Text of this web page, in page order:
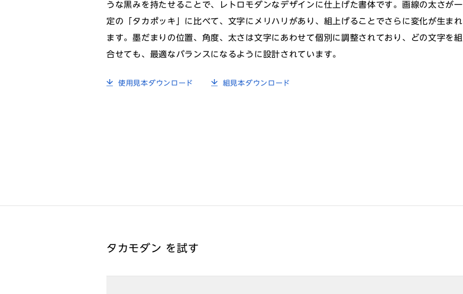
うな黒みを持たせることで、レトロモダンなデザインに仕上げた書体です。画線の太さが一
定の「タカポッキ」に比べて、文字にメリハリがあり、組上げることでさらに変化が生まれ
ます。墨だまりの位置、角度、太さは文字にあわせて個別に調整されており、どの文字を組
合せても、最適なバランスになるように設計されています。
使用見本ダウンロード 組見本ダウンロード
タカモダン を試す